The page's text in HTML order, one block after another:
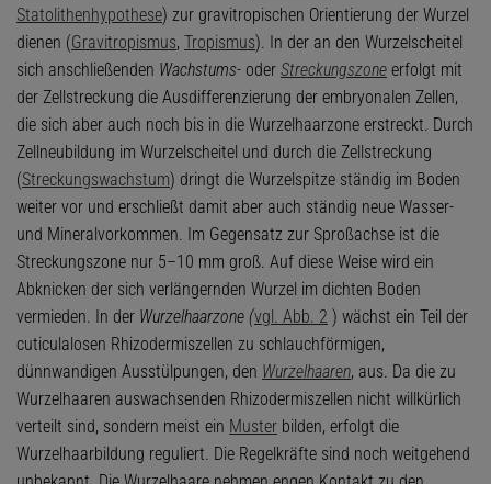
Statolithenhypothese) zur gravitropischen Orientierung der Wurzel
dienen (Gravitropismus, Tropismus). In der an den Wurzelscheitel
sich anschließenden Wachstums- oder Streckungszone erfolgt mit
der Zellstreckung die Ausdifferenzierung der embryonalen Zellen,
die sich aber auch noch bis in die Wurzelhaarzone erstreckt. Durch
Zellneubildung im Wurzelscheitel und durch die Zellstreckung
(Streckungswachstum) dringt die Wurzelspitze ständig im Boden
weiter vor und erschließt damit aber auch ständig neue Wasser-
und Mineralvorkommen. Im Gegensatz zur Sproßachse ist die
Streckungszone nur 5–10 mm groß. Auf diese Weise wird ein
Abknicken der sich verlängernden Wurzel im dichten Boden
vermieden. In der Wurzelhaarzone (vgl. Abb. 2 ) wächst ein Teil der
cuticulalosen Rhizodermiszellen zu schlauchförmigen,
dünnwandigen Ausstülpungen, den Wurzelhaaren, aus. Da die zu
Wurzelhaaren auswachsenden Rhizodermiszellen nicht willkürlich
verteilt sind, sondern meist ein Muster bilden, erfolgt die
Wurzelhaarbildung reguliert. Die Regelkräfte sind noch weitgehend